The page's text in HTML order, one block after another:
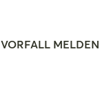
VORFALL MELDEN